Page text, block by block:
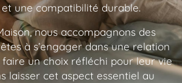
une compatibilité durable.
nous accompagnons des
à s’engager dans une relation
un choix réfléchi pour leur vie
laisser cet aspect essentiel au